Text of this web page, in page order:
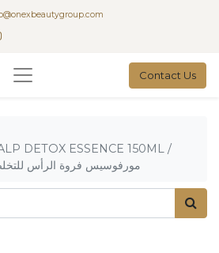
Contact Us
DETOX ESSENCE 150ML /
مورفوسيس فروة الرأس للتخلص